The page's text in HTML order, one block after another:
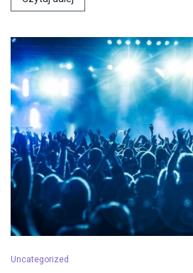
Uncategorized